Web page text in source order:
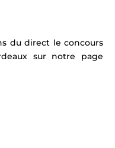
du direct le concours
sur notre page